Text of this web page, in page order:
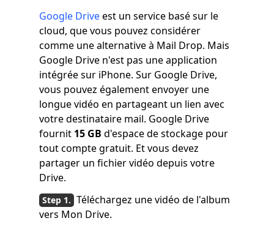
Google Driveest un service basé sur le
cloud, que vous pouvez considérer
comme une alternative à Mail Drop. Mais
Google Drive n'est pas une application
intégrée sur iPhone. Sur Google Drive,
vous pouvez également envoyer une
longue vidéo en partageant un lien avec
votre destinataire mail. Google Drive
fournit 15 GB d'espace de stockage pour
tout compte gratuit. Et vous devez
partager un fichier vidéo depuis votre
Drive.
Téléchargez une vidéo de l'album
vers Mon Drive.